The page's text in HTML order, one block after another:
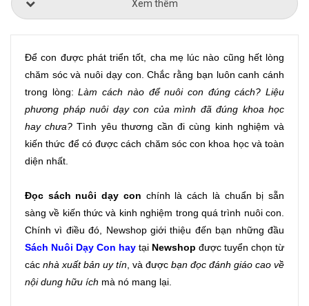
Xem thêm
Để con được phát triển tốt, cha mẹ lúc nào cũng hết lòng
chăm sóc và nuôi dạy con. Chắc rằng bạn luôn canh cánh
trong lòng: Làm cách nào để nuôi con đúng cách? Liệu
phương pháp nuôi dạy con của mình đã đúng khoa học
hay chưa? Tình yêu thương cần đi cùng kinh nghiệm và
kiến thức để có được cách chăm sóc con khoa học và toàn
diện nhất.
Đọc sách nuôi dạy con chính là cách là chuẩn bị sẵn
sàng về kiến thức và kinh nghiệm trong quá trình nuôi con.
Chính vì điều đó, Newshop giới thiệu đến bạn những đầu
Sách Nuôi Dạy Con hay tại Newshop được tuyển chọn từ
các nhà xuất bản uy tín, và được bạn đọc đánh giáo cao về
nội dung hữu ích mà nó mang lại.